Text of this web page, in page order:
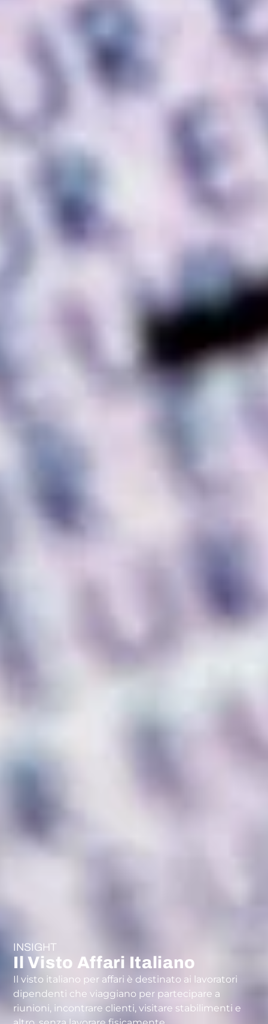
INSIGHT
Il Visto Affari Italiano
Il visto italiano per affari è destinato ai lavoratori
dipendenti che viaggiano per partecipare a
riunioni, incontrare clienti, visitare stabilimenti e